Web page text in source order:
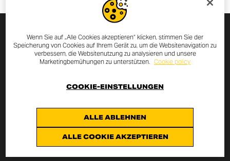
MELDE DICH ZUM NEWSLETTER
Durch die Eingabe Deiner E-Mail Adresse erhältst Du alle
Art. 13 der Verordnung EU
2016/679über dendatenschutzvereinbarung(„Verordnung“)
Kenntnis genommen zu haben und stimme der Verarbeitung meiner
E-Mail-Adresse für die dort angeführten Zwecke zu.
Wenn Sie auf „Alle Cookies akzeptieren“ klicken, stimmen Sie der
Speicherung von Cookies auf Ihrem Gerät zu, um die Websitenavigation zu
verbessern, die Websitenutzung zu analysieren und unsere
Marketingbemühungen zu unterstützen. Cookie policy
ALLE ABLEHNEN
ALLE COOKIE AKZEPTIEREN
COOKIE-EINSTELLUNGEN